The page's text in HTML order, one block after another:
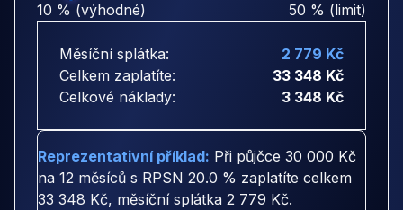
10 % (výhodné) 50 % (limit)
Měsíční splátka:
2 779 Kč
Celkem zaplatíte:
33 348 Kč
Celkové náklady:
3 348 Kč
Reprezentativní příklad: Při půjčce 30 000 Kč
na 12 měsíců s RPSN 20.0 % zaplatíte celkem
33 348 Kč, měsíční splátka 2 779 Kč.